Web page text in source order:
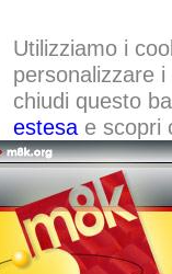
Utilizziamo i
personalizzare
chiudi questo
estesae scopri